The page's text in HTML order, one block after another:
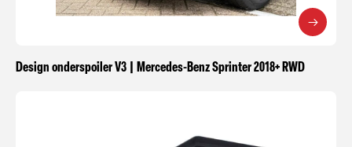
Design onderspoiler V3 | Mercedes-Benz Sprinter 2018+ RWD